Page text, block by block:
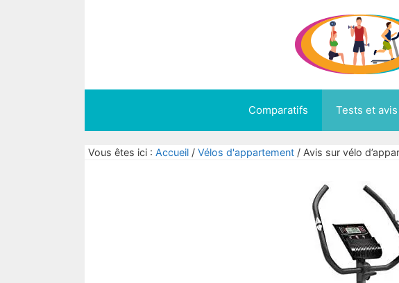
Comparatifs Tests et avis
Vous êtes ici : Accueil / Vélos d'appartement / Avis sur vélo